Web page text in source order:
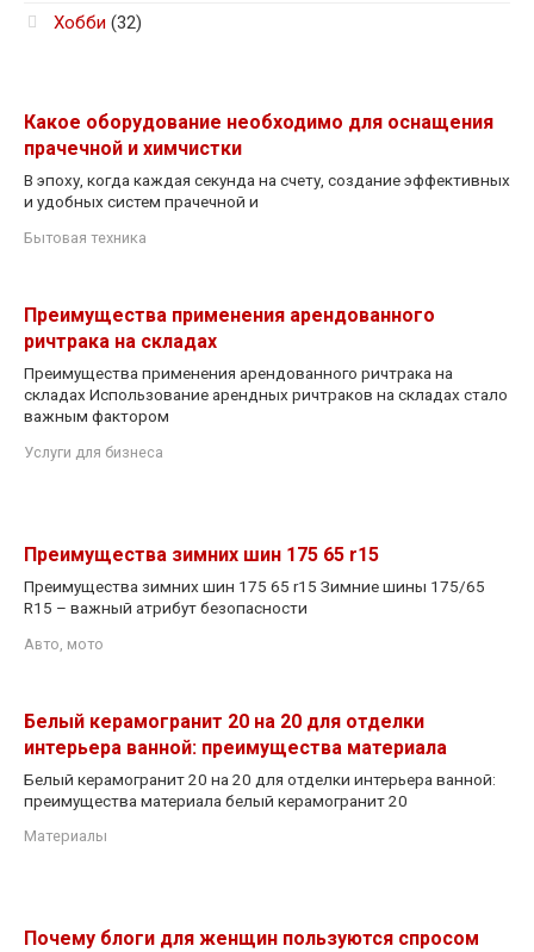
Хобби (32)
Какое оборудование необходимо для оснащения
прачечной и химчистки
В эпоху, когда каждая секунда на счету, создание эффективных
и удобных систем прачечной и
Бытовая техника
Преимущества применения арендованного
ричтрака на складах
Преимущества применения арендованного ричтрака на
складах Использование арендных ричтраков на складах стало
важным фактором
Услуги для бизнеса
Преимущества зимних шин 175 65 r15
Преимущества зимних шин 175 65 r15 Зимние шины 175/65
R15 – важный атрибут безопасности
Авто, мото
Белый керамогранит 20 на 20 для отделки
интерьера ванной: преимущества материала
Белый керамогранит 20 на 20 для отделки интерьера ванной:
преимущества материала белый керамогранит 20
Материалы
Почему блоги для женщин пользуются спросом